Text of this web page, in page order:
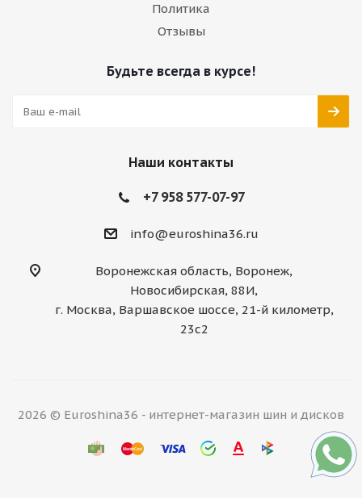
Политика
Отзывы
Будьте всегда в курсе!
Наши контакты
+7 958 577-07-97
info@euroshina36.ru
Воронежская область, Воронеж,
Новосибирская, 88И,
г. Москва, Варшавское шоссе, 21-й километр,
23с2
2026 © Euroshina36 - интернет-магазин шин и дисков